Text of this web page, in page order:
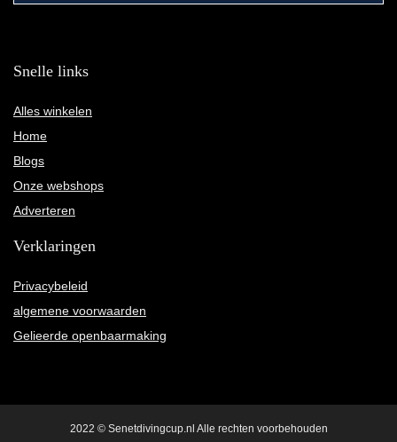
Snelle links
Alles winkelen
Home
Blogs
Onze webshops
Adverteren
Verklaringen
Privacybeleid
algemene voorwaarden
Gelieerde openbaarmaking
2022 © Senetdivingcup.nl Alle rechten voorbehouden